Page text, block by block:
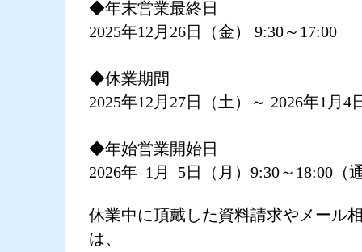
◆年末営業最終日
2025年12月26日（金） 9:30～17:00
◆休業期間
2025年12月27日（土）～ 2026年1月4
◆年始営業開始日
2026年 1月 5日（月）9:30～18:00（
休業中に頂戴した資料請求やメール
は、